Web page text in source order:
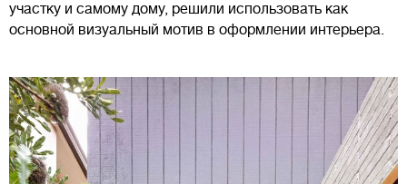
участку и самому дому, решили использовать как
основной визуальный мотив в оформлении интерьера.